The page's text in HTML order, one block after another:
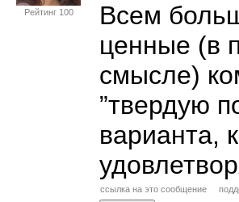
Рейтинг 100
Всем
ценные (в
смысле)
”твердую
варианта,
ссылка на это сообщение